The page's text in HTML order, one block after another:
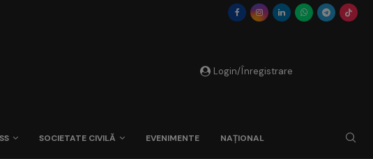
Login/Înregistrare
SOCIETATE CIVILĂ EVENIMENTE NAȚIONAL